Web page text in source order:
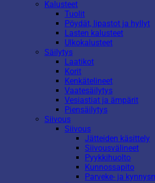
Kalusteet
Tuolit
Pöydät, lipastot ja hyllyt
Lasten kalusteet
Ulkokalusteet
Säilytys
Laatikot
Korit
Kenkätelineet
Vaatesäilytys
Vesiastiat ja ämpärit
Piensäilytys
Siivous
Siivous
Jätteiden käsittely
Siivousvälineet
Pyykkihuolto
Kunnossapito
Parveke- ja